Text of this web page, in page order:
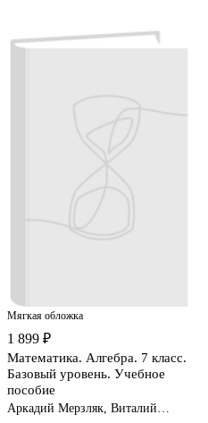
Мягкая обложка
1 899 ₽
Математика. Алгебра. 7 класс.
Базовый уровень. Учебное
пособие
Аркадий Мерзляк, Виталий